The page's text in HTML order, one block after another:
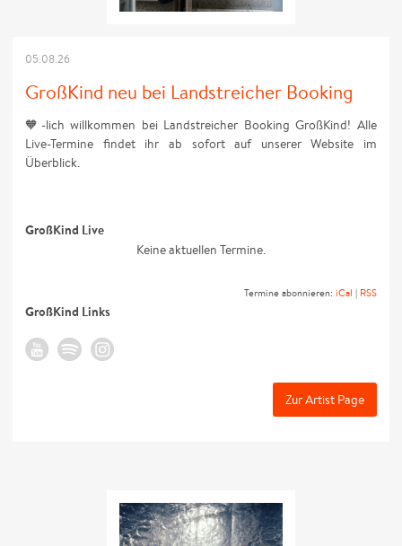
05.08.26
GroßKind neu bei Landstreicher Booking
🧡-lich willkommen bei Landstreicher Booking GroßKind! Alle
Live-Termine findet ihr ab sofort auf unserer Website im
Überblick.
GroßKind Live
Keine aktuellen Termine.
Termine abonnieren: iCal | RSS
GroßKind Links
Zur Artist Page